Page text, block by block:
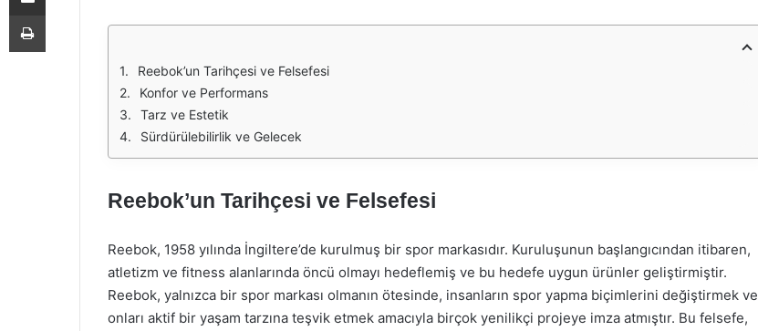
Reebok’un Tarihçesi ve Felsefesi
Konfor ve Performans
Tarz ve Estetik
Sürdürülebilirlik ve Gelecek
Reebok’un Tarihçesi ve Felsefesi
Reebok, 1958 yılında İngiltere’de kurulmuş bir spor markasıdır. Kuruluşunun başlangıcından itibaren,
atletizm ve fitness alanlarında öncü olmayı hedeflemiş ve bu hedefe uygun ürünler geliştirmiştir.
Reebok, yalnızca bir spor markası olmanın ötesinde, insanların spor yapma biçimlerini değiştirmek ve
onları aktif bir yaşam tarzına teşvik etmek amacıyla birçok yenilikçi projeye imza atmıştır. Bu felsefe,